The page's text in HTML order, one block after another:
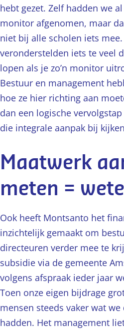
hebt gezet. Zelf hadden we
monitor afgenomen, maar
niet bij alle scholen iets mee.
veronderstelden iets te veel
lopen als je zo’n monitor
Bestuur en management
hoe ze hier richting aan
dan een logische
die integrale aanpak bij
Maatwerk
meten =
Ook heeft Montsanto het
inzichtelijk gemaakt om
directeuren verder mee te
subsidie via de gemeente
volgens afspraak ieder jaar
Toen onze eigen bijdrage
mensen steeds vaker wat
hadden. Het management